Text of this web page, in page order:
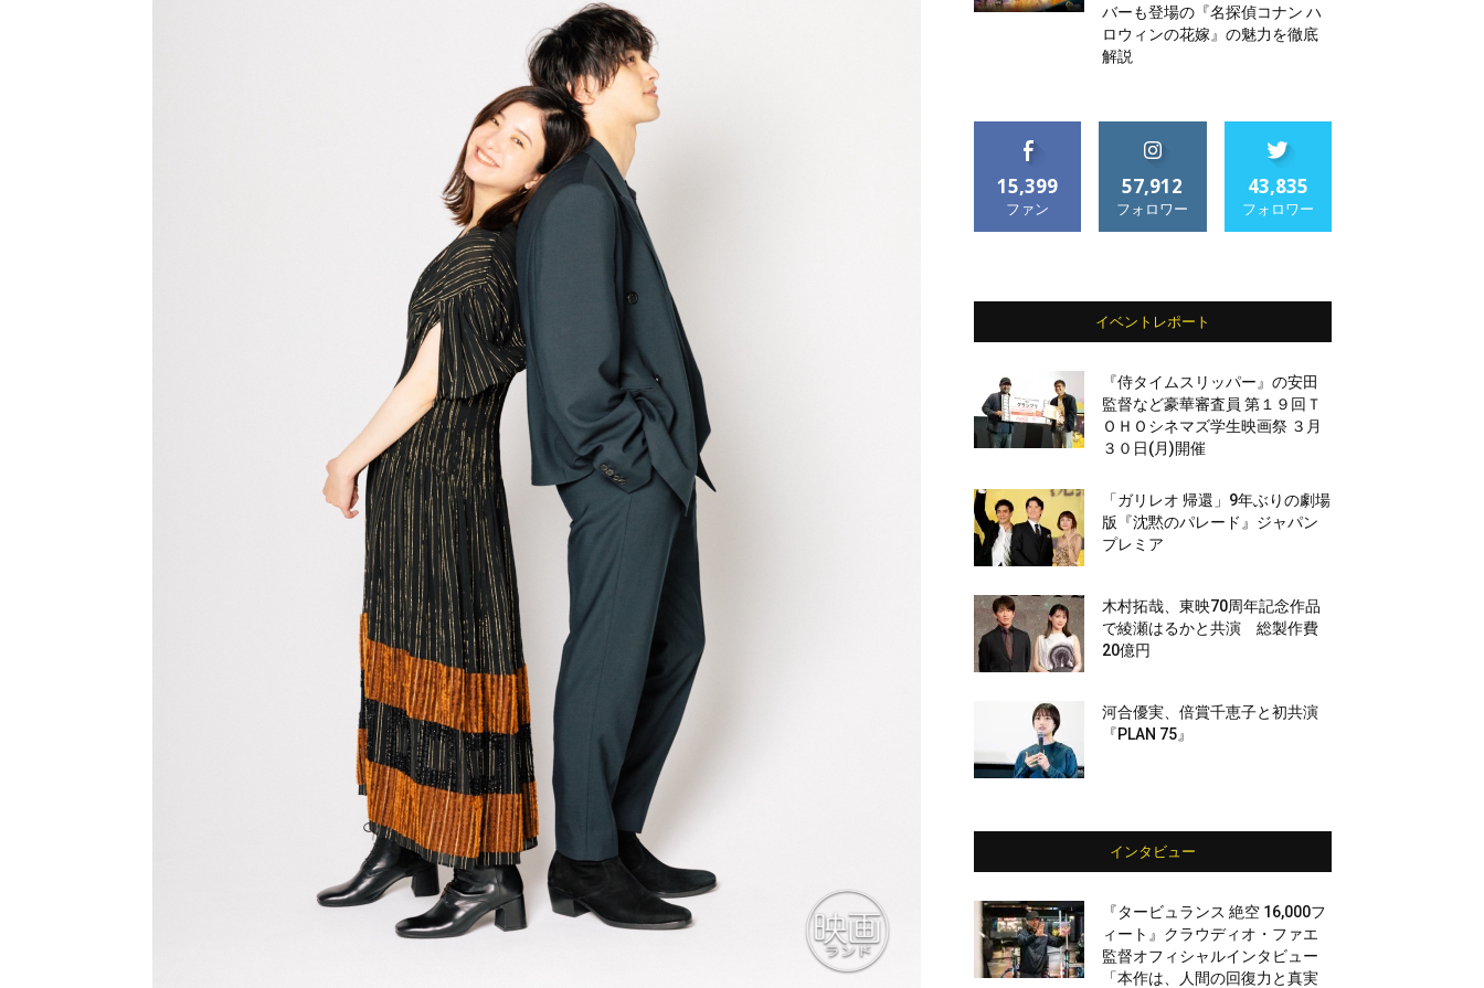
バーも登場の『名探偵コナン ハ
ロウィンの花嫁』の魅力を徹底
解説
15,399
ファン
57,912
フォロワー
43,835
フォロワー
イベントレポート
『侍タイムスリッパー』の安田
監督など豪華審査員 第１９回Ｔ
ＯＨＯシネマズ学生映画祭 ３月
３０日(月)開催
「ガリレオ 帰還」9年ぶりの劇場
版『沈黙のパレード』ジャパン
プレミア
木村拓哉、東映70周年記念作品
で綾瀬はるかと共演 総製作費
20億円
河合優実、倍賞千恵子と初共演
『PLAN 75』
インタビュー
『タービュランス 絶空 16,000フ
ィート』クラウディオ・ファエ
監督オフィシャルインタビュー
「本作は、人間の回復力と真実